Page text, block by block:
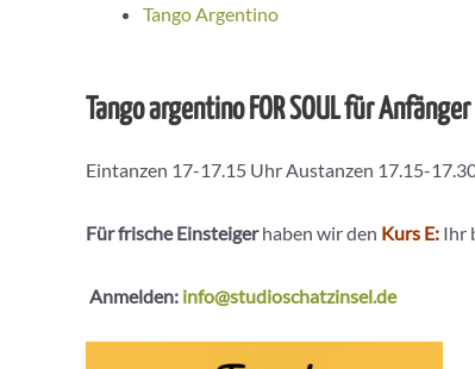
Tango Argentino
Tango argentino FOR SOUL für
Eintanzen 17-17.15 Uhr Austanzen 17.15-
Für frische Einsteigerhaben wir den Kurs E: Ihr
Anmelden: info@studioschatzinsel.de